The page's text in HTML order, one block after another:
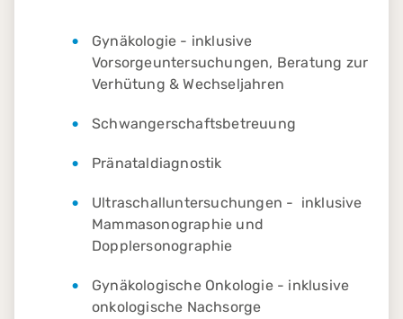
Gynäkologie - inklusive
Vorsorgeuntersuchungen, Beratung zur
Verhütung & Wechseljahren
Schwangerschaftsbetreuung
Pränataldiagnostik
Ultraschalluntersuchungen - inklusive
Mammasonographie und
Dopplersonographie
Gynäkologische Onkologie - inklusive
onkologische Nachsorge